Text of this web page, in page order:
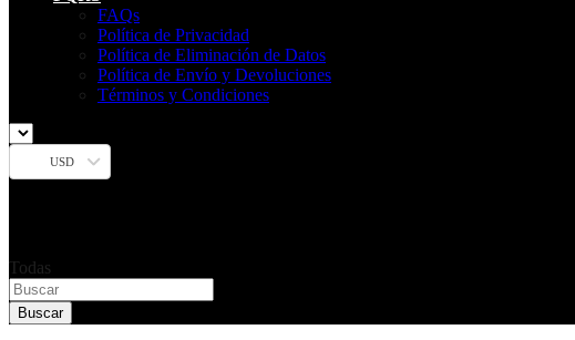
FAQs
Política de Privacidad
Política de Eliminación de Datos
Política de Envío y Devoluciones
Términos y Condiciones
USD
Todas
Buscar